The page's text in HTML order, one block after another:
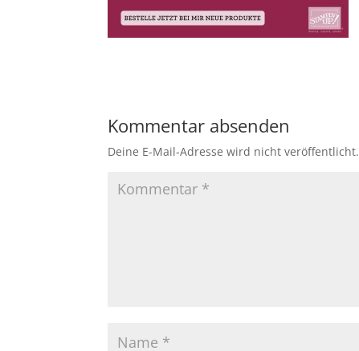
Kommentar absenden
Deine E-Mail-Adresse wird nicht veröffentlicht.